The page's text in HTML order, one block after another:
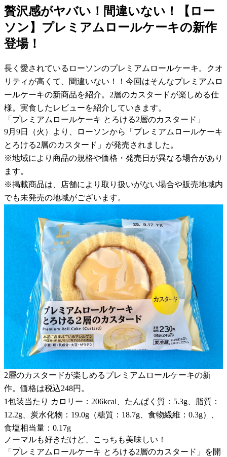
贅沢感がヤバい！間違いない！【ロー
ソン】プレミアムロールケーキの新作
登場！
長く愛されているローソンのプレミアムロールケーキ。クオ
リティが高くて、間違いない！！今回はそんなプレミアムロ
ールケーキの新商品を紹介。2層のカスタードが楽しめる仕
様。実食したレビューを紹介していきます。
「プレミアムロールケーキ とろける2層のカスタード」
9月9日（火）より、ローソンから「プレミアムロールケーキ
とろける2層のカスタード」が発売されました。
※地域により商品の規格や価格・発売日が異なる場合があり
ます。
※掲載商品は、店舗により取り扱いがない場合や販売地域内
でも未発売の地域がございます。
2層のカスタードが楽しめるプレミアムロールケーキの新
作。価格は税込248円。
1包装当たり カロリー：206kcal、たんぱく質：5.3g、脂質：
12.2g、炭水化物：19.0g（糖質：18.7g、食物繊維：0.3g）、
食塩相当量：0.17g
ノーマルも好きだけど、こっちも美味しい！
「プレミアムロールケーキ とろける2層のカスタード」を開